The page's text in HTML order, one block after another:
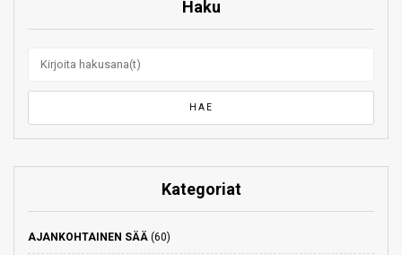
Haku
Kategoriat
AJANKOHTAINEN SÄÄ (60)